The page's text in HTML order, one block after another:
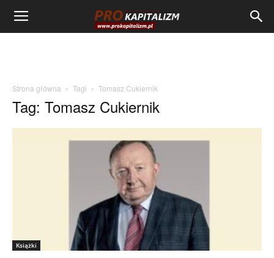
Strona główna Tagi Tomasz Cukiernik
Tag: Tomasz Cukiernik
Książki